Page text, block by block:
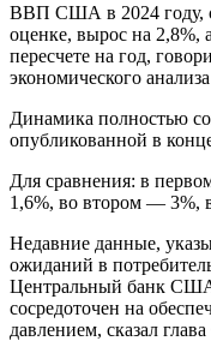
ВВП США в 2024 году,
оценке, вырос на 2,8%,
пересчете на год,
экономического
Динамика полностью
опубликованной в
Для сравнения: в
1,6%, во втором — 3%,
Недавние данные,
ожиданий в
Центральный банк
сосредоточен на
давлением, сказал